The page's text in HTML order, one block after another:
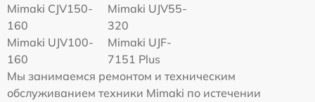
Mimaki СJV150-
160
Mimaki UJV55-
320
Mimaki UJV100-
160
Mimaki UJF-
7151 Plus
Мы занимаемся ремонтом и техническим
обслуживанием техники Mimaki по истечении